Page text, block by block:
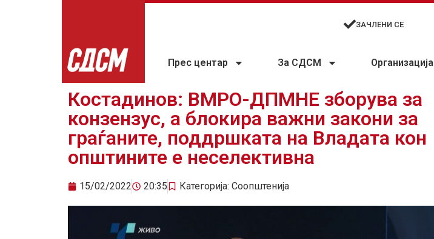
ЗАЧЛЕНИ СЕ
Прес центар За СДСМ Организација
Костадинов: ВМРО-ДПМНЕ зборува за
конзензус, а блокира важни закони за
граѓаните, поддршката на Владата кон
општините е неселективна
15/02/2022 20:35 Категорија: Соопштенија